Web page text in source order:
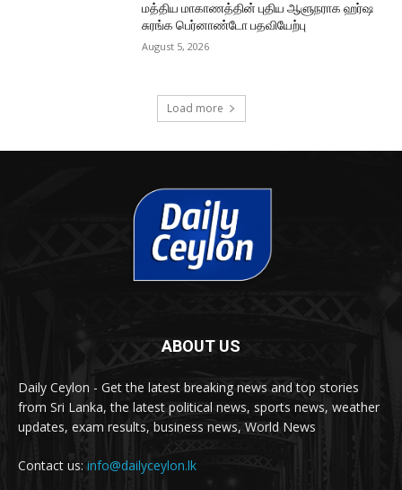
மத்திய மாகாணத்தின் புதிய ஆளுநராக ஹர்ஷ
சுரங்க பெர்னாண்டோ பதவியேற்பு
August 5, 2026
Load more
ABOUT US
Daily Ceylon - Get the latest breaking news and top stories
from Sri Lanka, the latest political news, sports news, weather
updates, exam results, business news, World News
Contact us: info@dailyceylon.lk